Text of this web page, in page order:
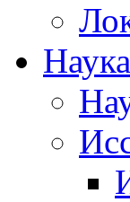
Наука